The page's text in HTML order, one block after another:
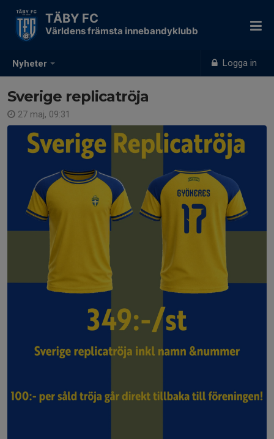
Nyheter Logga in
TÄBY FC
Världens främsta innebandyklubb
Sverige replicatröja
27 maj, 09:31